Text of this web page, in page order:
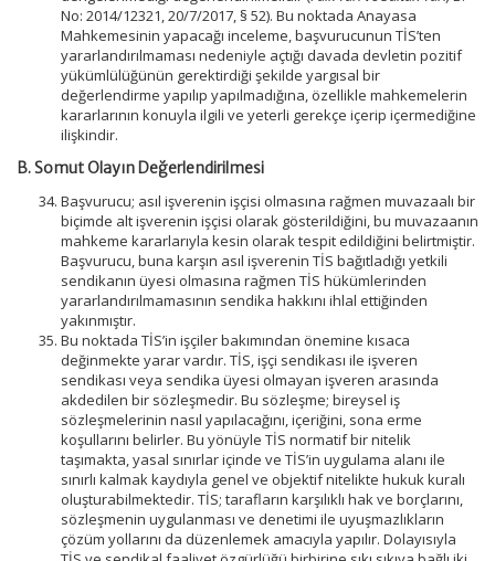
No: 2014/12321, 20/7/2017, § 52). Bu noktada Anayasa
Mahkemesinin yapacağı inceleme, başvurucunun TİS’ten
yararlandırılmaması nedeniyle açtığı davada devletin pozitif
yükümlülüğünün gerektirdiği şekilde yargısal bir
değerlendirme yapılıp yapılmadığına, özellikle mahkemelerin
kararlarının konuyla ilgili ve yeterli gerekçe içerip içermediğine
ilişkindir.
B. Somut Olayın Değerlendirilmesi
Başvurucu; asıl işverenin işçisi olmasına rağmen muvazaalı bir
biçimde alt işverenin işçisi olarak gösterildiğini, bu muvazaanın
mahkeme kararlarıyla kesin olarak tespit edildiğini belirtmiştir.
Başvurucu, buna karşın asıl işverenin TİS bağıtladığı yetkili
sendikanın üyesi olmasına rağmen TİS hükümlerinden
yararlandırılmamasının sendika hakkını ihlal ettiğinden
yakınmıştır.
Bu noktada TİS’in işçiler bakımından önemine kısaca
değinmekte yarar vardır. TİS, işçi sendikası ile işveren
sendikası veya sendika üyesi olmayan işveren arasında
akdedilen bir sözleşmedir. Bu sözleşme; bireysel iş
sözleşmelerinin nasıl yapılacağını, içeriğini, sona erme
koşullarını belirler. Bu yönüyle TİS normatif bir nitelik
taşımakta, yasal sınırlar içinde ve TİS’in uygulama alanı ile
sınırlı kalmak kaydıyla genel ve objektif nitelikte hukuk kuralı
oluşturabilmektedir. TİS; tarafların karşılıklı hak ve borçlarını,
sözleşmenin uygulanması ve denetimi ile uyuşmazlıkların
çözüm yollarını da düzenlemek amacıyla yapılır. Dolayısıyla